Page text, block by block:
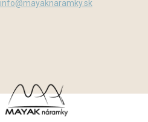
info@mayaknaramky.sk